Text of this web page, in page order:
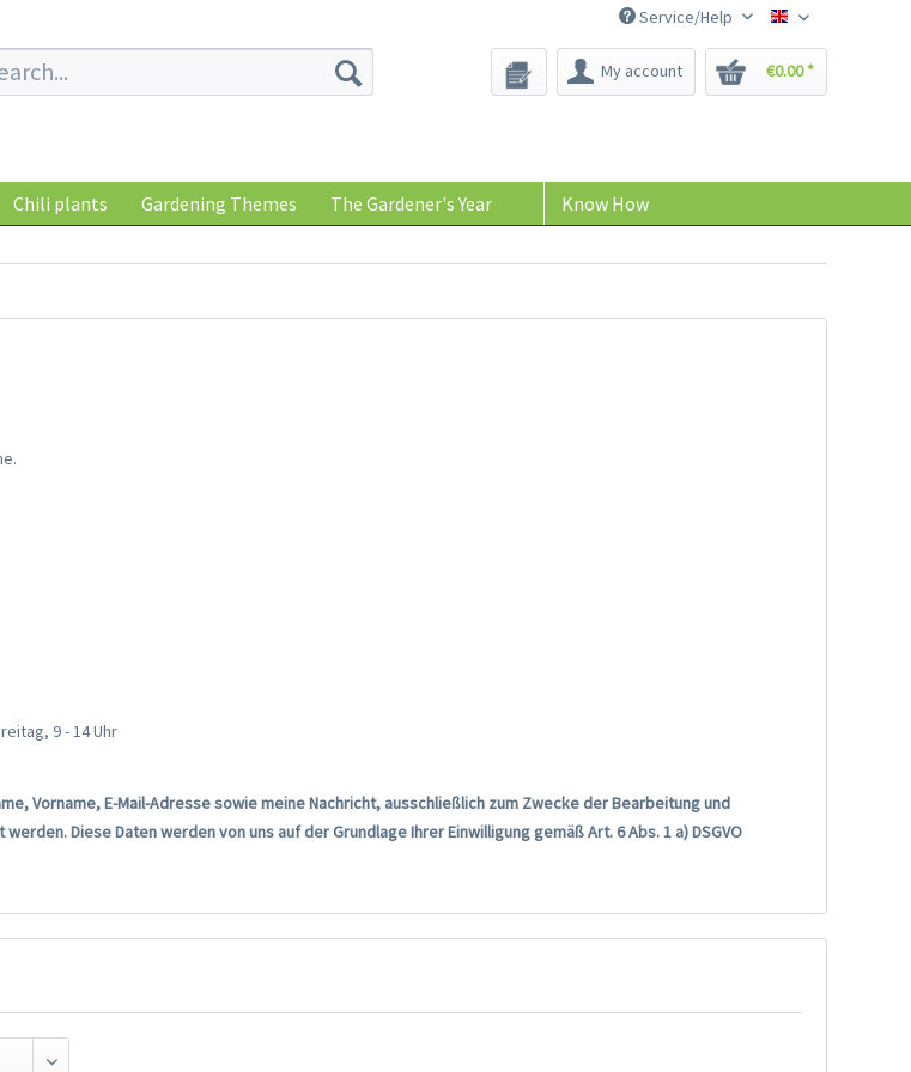
Bee-Seeds
Service/Help
My account €0.00 *
Chili plants Gardening Themes The Gardener's Year Know How
9 - 14 Uhr
Vorname, E-Mail-Adresse sowie meine Nachricht, ausschließlich zum Zwecke der Bearbeitung und
Diese Daten werden von uns auf der Grundlage Ihrer Einwilligung gemäß Art. 6 Abs. 1 a) DSGVO